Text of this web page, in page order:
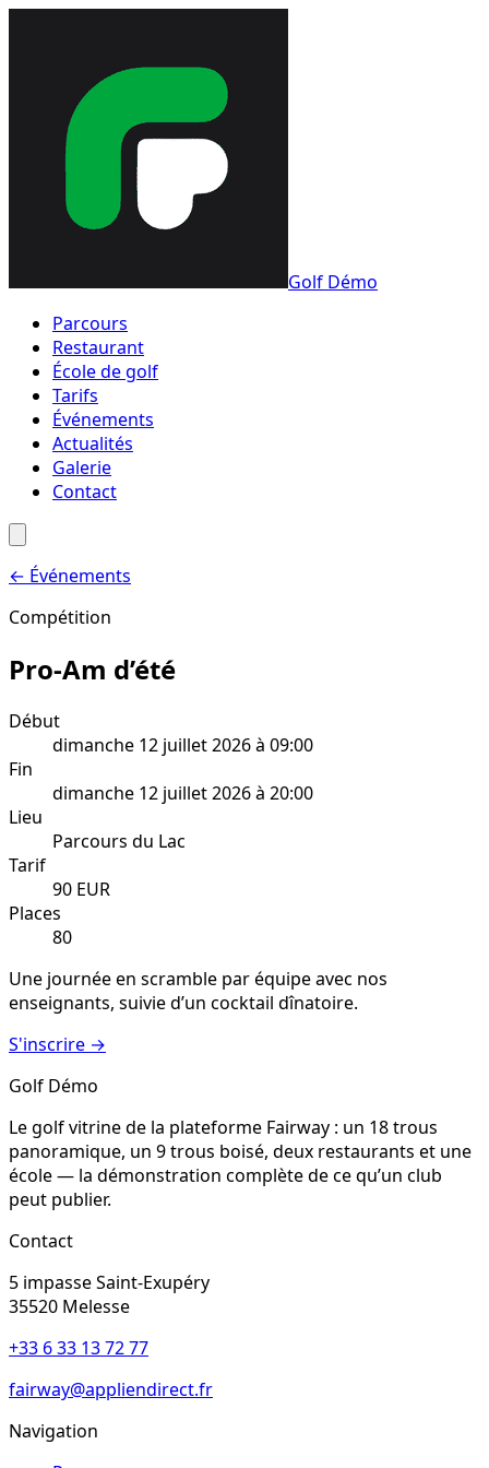
Golf Démo
Parcours
Restaurant
École de golf
Tarifs
Événements
Actualités
Galerie
Contact
← Événements
Compétition
Pro-Am d’été
Début
dimanche 12 juillet 2026 à 09:00
Fin
dimanche 12 juillet 2026 à 20:00
Lieu
Parcours du Lac
Tarif
90 EUR
Places
80
Une journée en scramble par équipe avec nos
enseignants, suivie d’un cocktail dînatoire.
S'inscrire →
Golf Démo
Le golf vitrine de la plateforme Fairway : un 18 trous
panoramique, un 9 trous boisé, deux restaurants et une
école — la démonstration complète de ce qu’un club
peut publier.
Contact
5 impasse Saint-Exupéry
35520 Melesse
+33 6 33 13 72 77
fairway@appliendirect.fr
Navigation